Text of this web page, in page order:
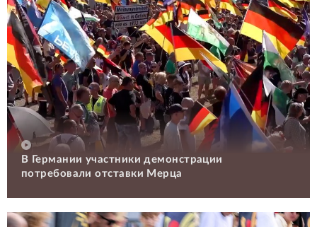
В Германии участники демонстрации
потребовали отставки Мерца